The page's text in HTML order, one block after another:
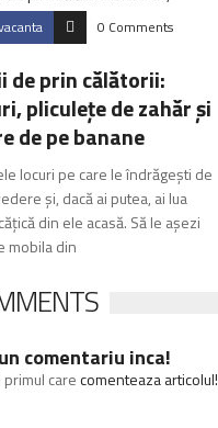
0 Comments
de prin călătorii:
pliculețe de zahăr și
de pe banane
locuri pe care le îndrăgești de
și, dacă ai putea, ai lua
din ele acasă. Să le așezi
mobila din
comentariu inca!
primul carecomenteaza articolul!